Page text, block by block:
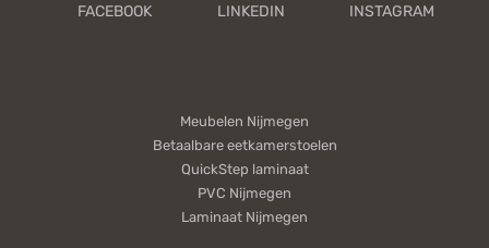
Meubelen Nijmegen
Betaalbare eetkamerstoelen
QuickStep laminaat
PVC Nijmegen
Laminaat Nijmegen